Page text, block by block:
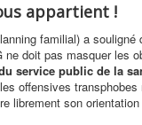
appartient !
familial) a souligné
ne doit pas masquer les
service public de la
offensives
librement son